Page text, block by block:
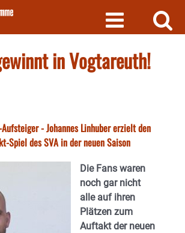
in Vogtareuth!
- Johannes Linhuber erzielt den
Spiel des SVA in der neuen Saison
Die Fans waren
noch gar nicht
alle auf ihren
Plätzen zum
Auftakt der neuen